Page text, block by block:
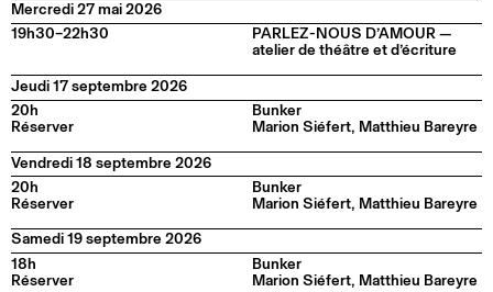
Mercredi 27 mai 2026
19h30–22h30
PARLEZ-NOUS D’AMOUR —
atelier de théâtre et d’écriture
Jeudi 17 septembre 2026
20h
Réserver
Bunker
Marion Siéfert, Matthieu Bareyre
Vendredi 18 septembre 2026
20h
Réserver
Bunker
Marion Siéfert, Matthieu Bareyre
Samedi 19 septembre 2026
18h
Réserver
Bunker
Marion Siéfert, Matthieu Bareyre